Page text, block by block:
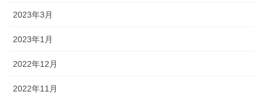
2023年3月
2023年1月
2022年12月
2022年11月